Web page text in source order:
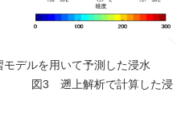
いて予測した浸水
で計算した浸